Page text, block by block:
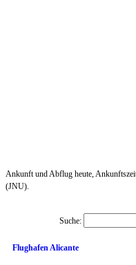
Ankunft und Abflug heute,
(JNU).
Suche:
Flughafen Alicante